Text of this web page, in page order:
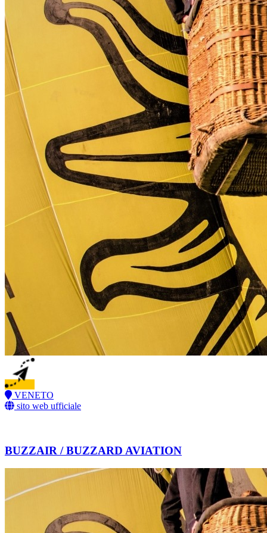
VENETO
sito web ufficiale
BUZZAIR / BUZZARD AVIATION